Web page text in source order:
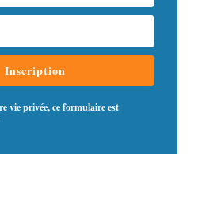
Inscription
vie privée, ce formulaire est